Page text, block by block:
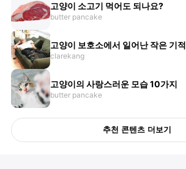
고양이 소고기 먹어도 되나요?
butter pancake
고양이 보호소에서 일어난 작은 기적
clarekang
고양이의 사랑스러운 모습 10가지
butter pancake
추천 콘텐츠 더보기